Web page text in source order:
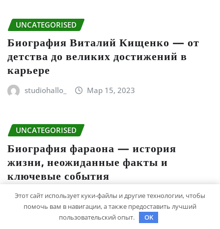
UNCATEGORISED
Биография Виталий Кищенко — от
детства до великих достижений в
карьере
studiohallo_ Мар 15, 2023
UNCATEGORISED
Биография фараона — история
жизни, неожиданные факты и
ключевые события
studiohallo_ Мар 14, 2023
Этот сайт использует куки-файлы и другие технологии, чтобы
помочь вам в навигации, а также предоставить лучший
пользовательский опыт.
OK